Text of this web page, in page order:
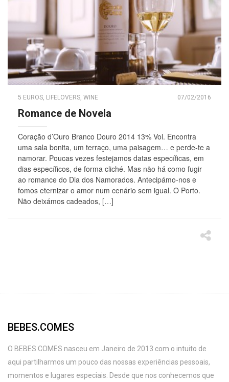
5 EUROS, LIFELOVERS, WINE 07/02/2016
Romance de Novela
Coração d’Ouro Branco Douro 2014 13% Vol. Encontra
uma sala bonita, um terraço, uma paisagem… e perde-te a
namorar. Poucas vezes festejamos datas específicas, em
dias específicos, de forma cliché. Mas não há como fugir
ao romance do Dia dos Namorados. Antecipámo-nos e
fomos eternizar o amor num cenário sem igual. O Porto.
Não deixámos cadeados, […]
BEBES.COMES
O BEBES.COMES nasceu em Janeiro de 2013 com o intuito de
aqui partilharmos um pouco das nossas experiências pessoais,
momentos e lugares especiais. Desde que nos conhecemos que